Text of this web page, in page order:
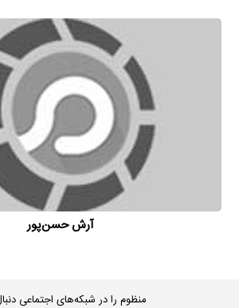
آرش حسن‌پور
منظوم را در شبکه‌های اجتماعی